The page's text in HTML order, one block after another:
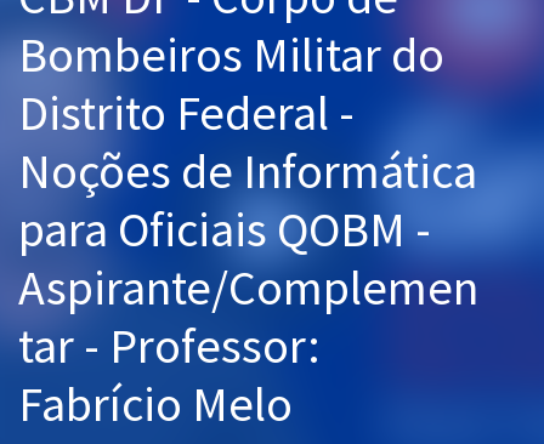
Graduação
Mentorias
Questões grátis
Conteúdo gratuito
Blog
Aprovados
Bombeiros Militar do
Distrito Federal -
Noções de Informática
para Oficiais QOBM -
Aspirante/Complemen
tar - Professor:
Fabrício Melo